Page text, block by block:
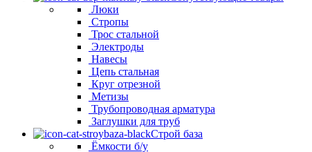
Люки
Стропы
Трос стальной
Электроды
Навесы
Цепь стальная
Круг отрезной
Метизы
Трубопроводная арматура
Заглушки для труб
Строй база
Ёмкости б/у